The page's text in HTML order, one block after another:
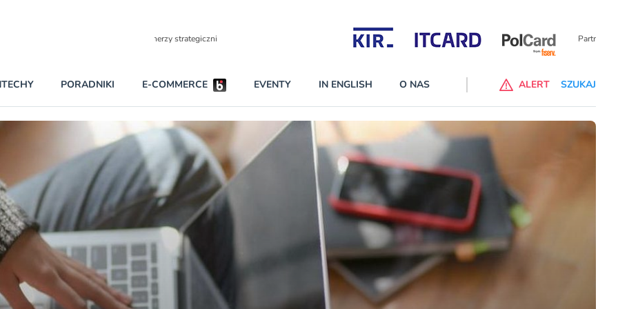
Partnerzy wspierający
BEZPIECZEŃSTWO
KONTA
PRAWO
RAPORTY SPECJALNE
NAJCZĘŚCIEJ CZYTANE
Darmowy dostęp do ChataGPT Go dla klientów Revoluta. Nowy benefit we
wszystkich planach
W najniższych planach – Standard i Plus – z usługi będzie można korzsytać za
darmo przez trzy miesiące
PORADNIKI E-COMMERCE EVENTY IN ENGLISH O NAS ALERT SZUKAJ